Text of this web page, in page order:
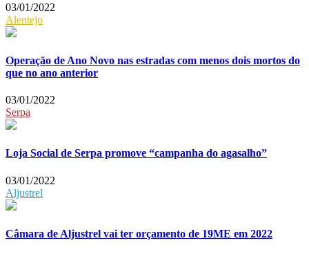
03/01/2022
Alentejo
Operação de Ano Novo nas estradas com menos dois mortos do
que no ano anterior
03/01/2022
Serpa
Loja Social de Serpa promove “campanha do agasalho”
03/01/2022
Aljustrel
Câmara de Aljustrel vai ter orçamento de 19ME em 2022